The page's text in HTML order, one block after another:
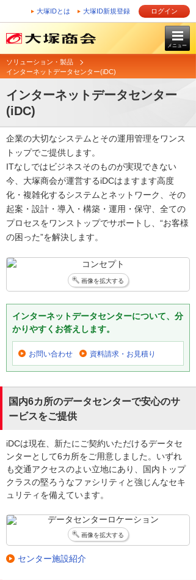
大塚IDとは 大塚ID新規登録 ログイン
メニュー
ソリューション・製品
インターネットデータセンター(iDC)
インターネットデータセンター
(iDC)
企業の大切なシステムとその運用管理をワンス
トップでご提供します。
ITなしではビジネスそのものが実現できない
今、大塚商会が運営するiDCはますます高度
化・複雑化するシステムとネットワーク、その
起案・設計・導入・構築・運用・保守、全ての
プロセスをワンストップでサポートし、“お客様
の困った”を解決します。
画像を拡大する
インターネットデータセンターについて、分
かりやすくお答えします。
お問い合わせ 資料請求・お見積り
国内6カ所のデータセンターで安心のサ
ービスをご提供
iDCは現在、新たにご契約いただけるデータセ
ンターとして6カ所をご用意しました。いずれ
も交通アクセスのよい立地にあり、国内トップ
クラスの堅ろうなファシリティと強じんなセキ
ュリティを備えています。
画像を拡大する
センター施設紹介